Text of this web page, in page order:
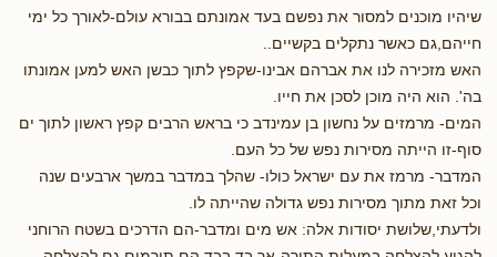
שיהיו מוכנים למסור את נפשם בעד אמונתם בבורא עולם-לאורך כל ימי
חייהם,גם כאשר נתקלים בקשיים..
האש מזכירה לנו את אברהם אבינו-שקפץ לתוך כבשן האש למען אמונתו
בה'. הוא היה מוכן לסכן את חייו.
המים- מרמזים על נחשון בן עמינדב כי בראש הרבים קפץ ראשון לתוך ים
סוף-זו הייתה מסירות נפש של כל העם.
המדבר- מרמז את עם ישראל כולו- שהלך במדבר במשך ארבעים שנה
וכל זאת מתוך מסירות נפש גדולה שהייתה לו.
ולדעתי,שלושת יסודות אלה: אש מים ומדבר-הם הדרכים בשטח הרוחני